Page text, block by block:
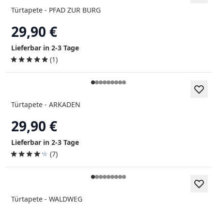
Türtapete - PFAD ZUR BURG
29,90 €
Lieferbar in 2-3 Tage
(1)
Türtapete - ARKADEN
29,90 €
Lieferbar in 2-3 Tage
(7)
Türtapete - WALDWEG